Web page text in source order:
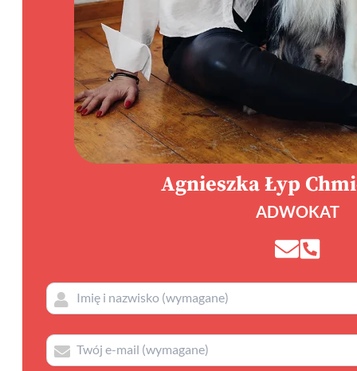
Agnieszka Łyp
ADWOKAT